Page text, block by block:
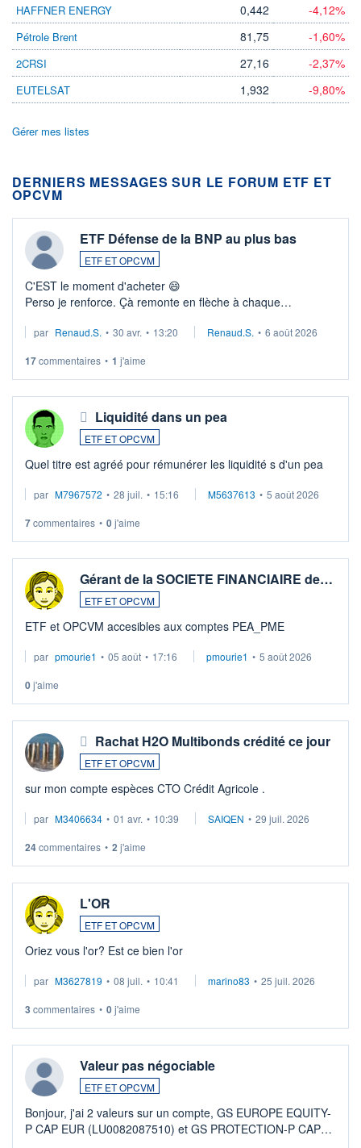
HAFFNER ENERGY 0,442 -4,12%
Pétrole Brent 81,75 -1,60%
2CRSI 27,16 -2,37%
EUTELSAT 1,932 -9,80%
Gérer mes listes
DERNIERS MESSAGES SUR LE FORUM ETF ET
OPCVM
ETF Défense de la BNP au plus bas
ETF ET OPCVM
C'EST le moment d'acheter 😄​
Perso je renforce. Çà remonte en flèche à chaque
Investissement long terme tip top pour sa retraite.
par Renaud.S. • 30 avr. • 13:20 Renaud.S. • 6 août 2026
17commentaires • 1 j'aime
Liquidité dans un pea
ETF ET OPCVM
Quel titre est agréé pour rémunérer les liquidité s d'un pea
par M7967572 • 28 juil. • 15:16 M5637613 • 5 août 2026
7commentaires • 0j'aime
Gérant de la SOCIETE FINANCIAIRE de…
ETF ET OPCVM
ETF et OPCVM accesibles aux comptes PEA_PME
par pmourie1 • 05 août • 17:16 pmourie1 • 5 août 2026
0j'aime
Rachat H2O Multibonds crédité ce jour
ETF ET OPCVM
sur mon compte espèces CTO Crédit Agricole .
par M3406634 • 01 avr. • 10:39 SAIQEN • 29 juil. 2026
24commentaires • 2 j'aime
L'OR
ETF ET OPCVM
Oriez vous l'or? Est ce bien l'or
par M3627819 • 08 juil. • 10:41 marino83 • 25 juil. 2026
3 commentaires • 0j'aime
Valeur pas négociable
ETF ET OPCVM
Bonjour, j'ai 2 valeurs sur un compte, GS EUROPE EQUITY-
P CAP EUR (LU0082087510) et GS PROTECTION-P CAP